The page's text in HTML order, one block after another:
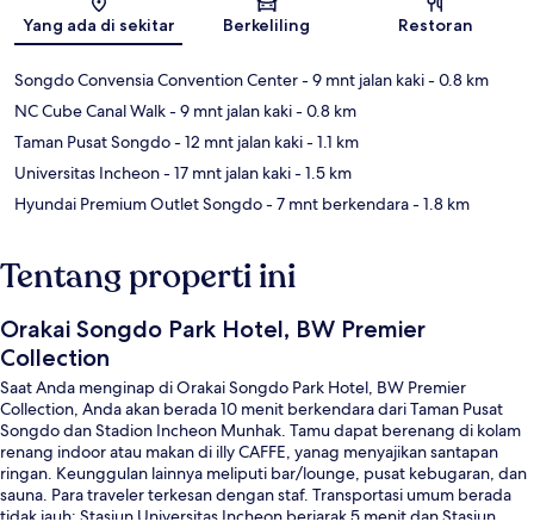
Peta
Yang ada di sekitar Berkeliling Restoran
Songdo Convensia Convention Center- 9 mnt jalan kaki- 0.8 km
NC Cube Canal Walk- 9 mnt jalan kaki- 0.8 km
Taman Pusat Songdo- 12 mnt jalan kaki- 1.1 km
Universitas Incheon- 17 mnt jalan kaki- 1.5 km
Hyundai Premium Outlet Songdo- 7 mnt berkendara- 1.8 km
Tentang properti ini
Orakai Songdo Park Hotel, BW Premier
Collection
Saat Anda menginap di Orakai Songdo Park Hotel, BW Premier
Collection, Anda akan berada 10 menit berkendara dari Taman Pusat
Songdo dan Stadion Incheon Munhak. Tamu dapat berenang di kolam
renang indoor atau makan di illy CAFFE, yanag menyajikan santapan
ringan. Keunggulan lainnya meliputi bar/lounge, pusat kebugaran, dan
sauna. Para traveler terkesan dengan staf. Transportasi umum berada
tidak jauh: Stasiun Universitas Incheon berjarak 5 menit dan Stasiun